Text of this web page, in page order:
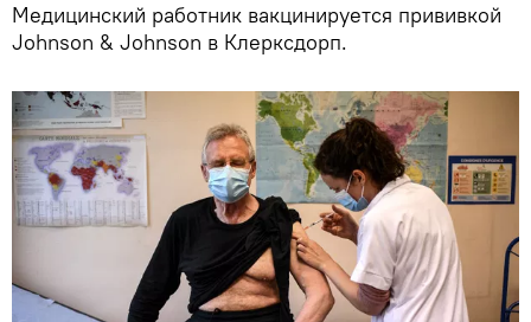
Медицинский работник вакцинируется прививкой
Johnson & Johnson в Клерксдорп.